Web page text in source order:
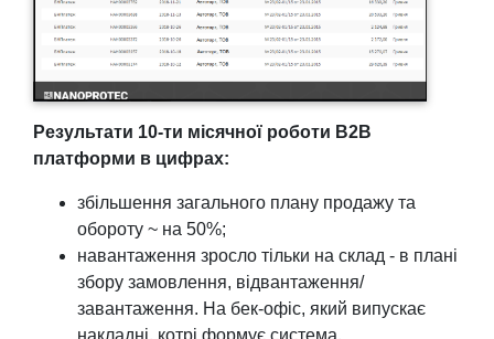
Результати 10-ти місячної роботи B2B
платформи в цифрах:
збільшення загального плану продажу та
обороту ~ на 50%;
навантаження зросло тільки на склад - в плані
збору замовлення, відвантаження/
завантаження. На бек-офіс, який випускає
накладні, котрі формує система,